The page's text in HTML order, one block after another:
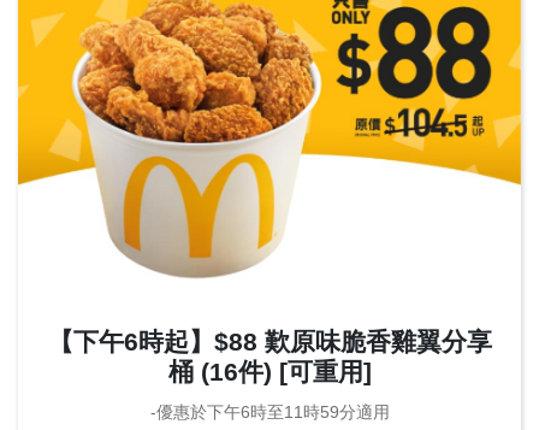
【下午6時起】$88 歎原味脆香雞翼分享
桶 (16件) [可重用]
-優惠於下午6時至11時59分適用